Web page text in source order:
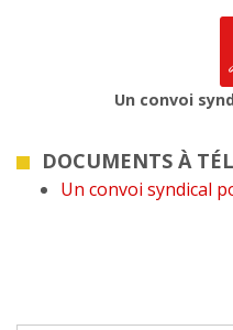
Un convoi
DOCUMENTS À
Un convoi syndical